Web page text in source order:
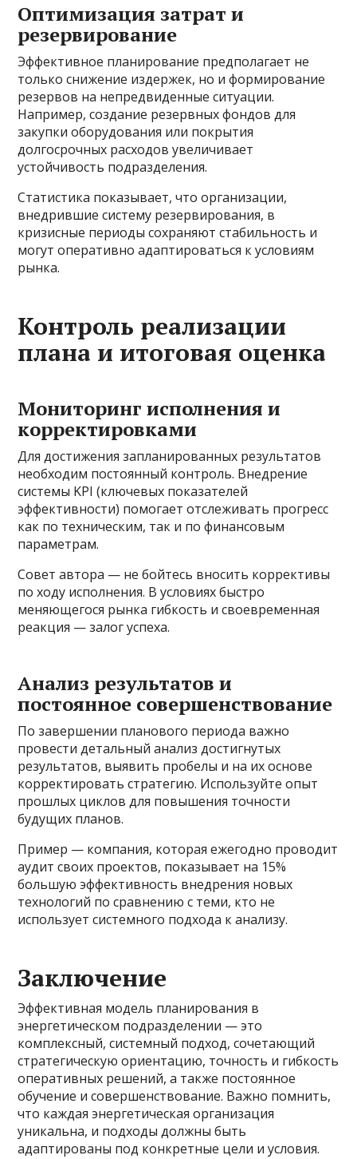
Оптимизация затрат и
резервирование
Эффективное планирование предполагает не
только снижение издержек, но и формирование
резервов на непредвиденные ситуации.
Например, создание резервных фондов для
закупки оборудования или покрытия
долгосрочных расходов увеличивает
устойчивость подразделения.
Статистика показывает, что организации,
внедрившие систему резервирования, в
кризисные периоды сохраняют стабильность и
могут оперативно адаптироваться к условиям
рынка.
Контроль реализации
плана и итоговая оценка
Мониторинг исполнения и
корректировками
Для достижения запланированных результатов
необходим постоянный контроль. Внедрение
системы KPI (ключевых показателей
эффективности) помогает отслеживать прогресс
как по техническим, так и по финансовым
параметрам.
Совет автора — не бойтесь вносить коррективы
по ходу исполнения. В условиях быстро
меняющегося рынка гибкость и своевременная
реакция — залог успеха.
Анализ результатов и
постоянное совершенствование
По завершении планового периода важно
провести детальный анализ достигнутых
результатов, выявить пробелы и на их основе
корректировать стратегию. Используйте опыт
прошлых циклов для повышения точности
будущих планов.
Пример — компания, которая ежегодно проводит
аудит своих проектов, показывает на 15%
большую эффективность внедрения новых
технологий по сравнению с теми, кто не
использует системного подхода к анализу.
Заключение
Эффективная модель планирования в
энергетическом подразделении — это
комплексный, системный подход, сочетающий
стратегическую ориентацию, точность и гибкость
оперативных решений, а также постоянное
обучение и совершенствование. Важно помнить,
что каждая энергетическая организация
уникальна, и подходы должны быть
адаптированы под конкретные цели и условия.